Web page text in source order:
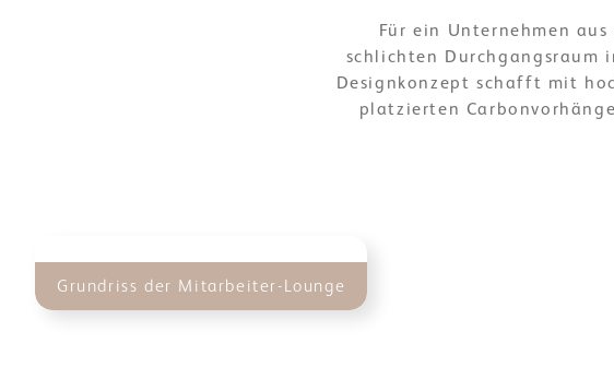
Für ein Unternehmen
schlichten Durchgangsraum
Designkonzept schafft mit
platzierten
Grundriss der Mitarbeiter-Lounge